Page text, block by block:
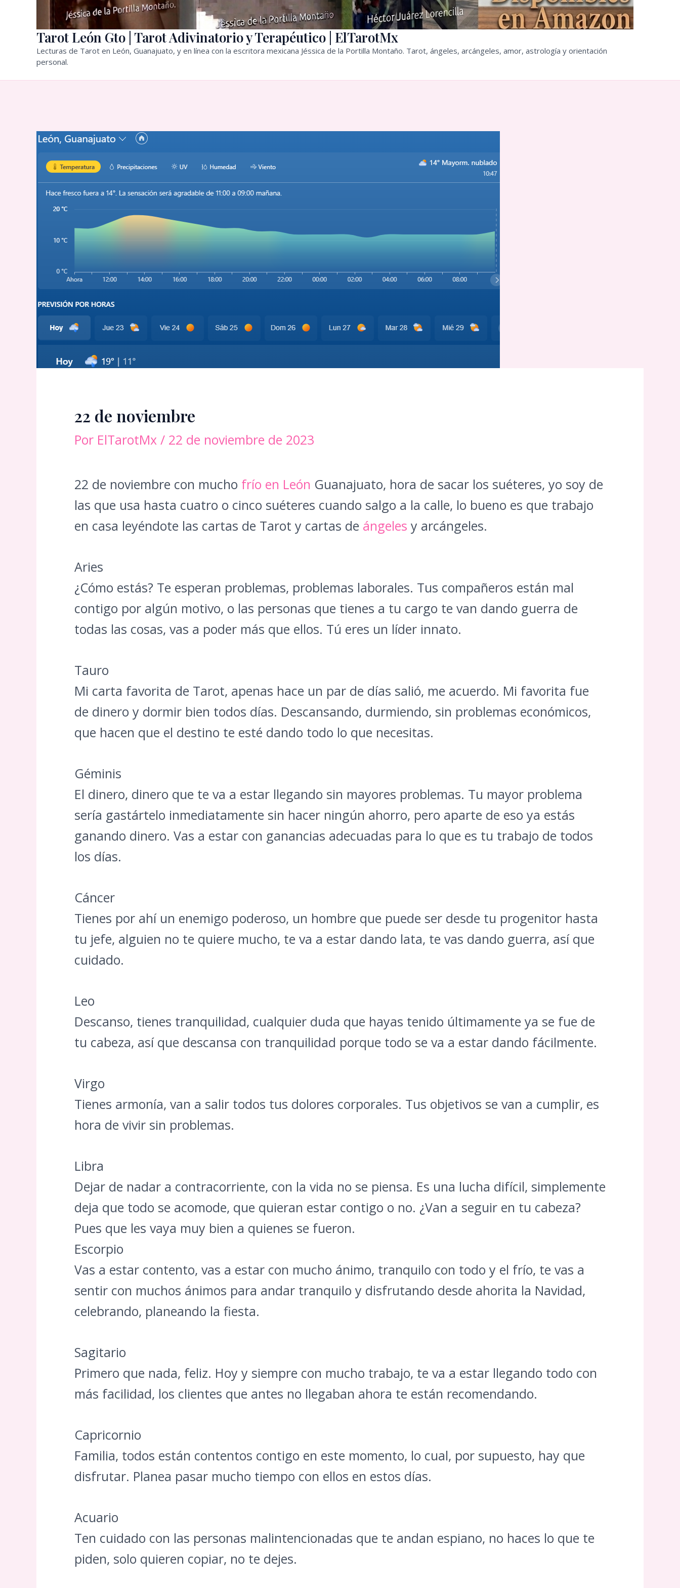
Tarot León Gto | Tarot Adivinatorio y Terapéutico | ElTarotMx
Lecturas de Tarot en León, Guanajuato, y en línea con la escritora mexicana Jéssica de la Portilla Montaño. Tarot, ángeles, arcángeles, amor, astrología y orientación
personal.
22 de noviembre
Por ElTarotMx / 22 de noviembre de 2023
22 de noviembre con mucho frío en León Guanajuato, hora de sacar los suéteres, yo soy de
las que usa hasta cuatro o cinco suéteres cuando salgo a la calle, lo bueno es que trabajo
en casa leyéndote las cartas de Tarot y cartas de ángeles y arcángeles.
Aries
¿Cómo estás? Te esperan problemas, problemas laborales. Tus compañeros están mal
contigo por algún motivo, o las personas que tienes a tu cargo te van dando guerra de
todas las cosas, vas a poder más que ellos. Tú eres un líder innato.
Tauro
Mi carta favorita de Tarot, apenas hace un par de días salió, me acuerdo. Mi favorita fue
de dinero y dormir bien todos días. Descansando, durmiendo, sin problemas económicos,
que hacen que el destino te esté dando todo lo que necesitas.
Géminis
El dinero, dinero que te va a estar llegando sin mayores problemas. Tu mayor problema
sería gastártelo inmediatamente sin hacer ningún ahorro, pero aparte de eso ya estás
ganando dinero. Vas a estar con ganancias adecuadas para lo que es tu trabajo de todos
los días.
Cáncer
Tienes por ahí un enemigo poderoso, un hombre que puede ser desde tu progenitor hasta
tu jefe, alguien no te quiere mucho, te va a estar dando lata, te vas dando guerra, así que
cuidado.
Leo
Descanso, tienes tranquilidad, cualquier duda que hayas tenido últimamente ya se fue de
tu cabeza, así que descansa con tranquilidad porque todo se va a estar dando fácilmente.
Virgo
Tienes armonía, van a salir todos tus dolores corporales. Tus objetivos se van a cumplir, es
hora de vivir sin problemas.
Libra
Dejar de nadar a contracorriente, con la vida no se piensa. Es una lucha difícil, simplemente
deja que todo se acomode, que quieran estar contigo o no. ¿Van a seguir en tu cabeza?
Pues que les vaya muy bien a quienes se fueron.
Escorpio
Vas a estar contento, vas a estar con mucho ánimo, tranquilo con todo y el frío, te vas a
sentir con muchos ánimos para andar tranquilo y disfrutando desde ahorita la Navidad,
celebrando, planeando la fiesta.
Sagitario
Primero que nada, feliz. Hoy y siempre con mucho trabajo, te va a estar llegando todo con
más facilidad, los clientes que antes no llegaban ahora te están recomendando.
Capricornio
Familia, todos están contentos contigo en este momento, lo cual, por supuesto, hay que
disfrutar. Planea pasar mucho tiempo con ellos en estos días.
Acuario
Ten cuidado con las personas malintencionadas que te andan espiano, no haces lo que te
piden, solo quieren copiar, no te dejes.